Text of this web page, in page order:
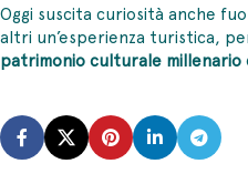
Oggi suscita curiosità anche
altri un’esperienza turistica,
patrimonio culturale